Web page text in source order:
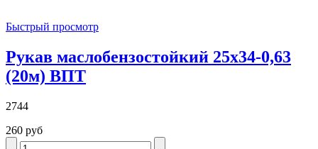
Быстрый просмотр
Рукав маслобензостойкий 25х34-0,63
(20м) ВПТ
2744
260 руб